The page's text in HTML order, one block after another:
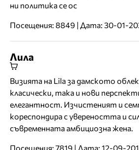
ни политика се ос
Посещения: 8849 | Дата: 30-01-
Лила
Визията на Lila за дамското
класически, така и нови
елегантност. Изчистеният и
кореспондира с увереността и
съвременната амбициозна жена.
Посещения: 7819 | Дата: 12-09-